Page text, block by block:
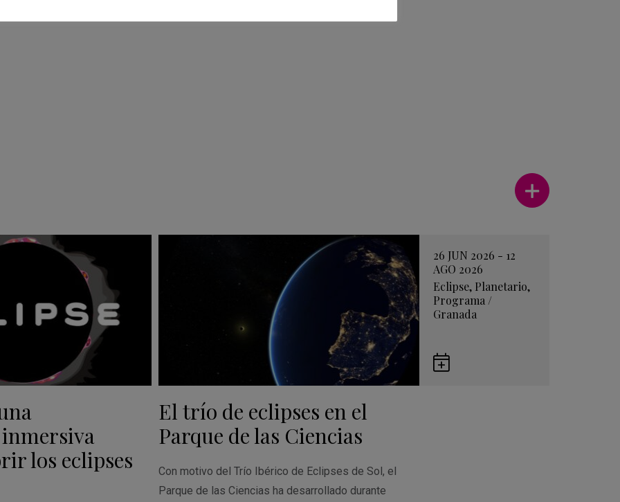
Ver más
los eclipses
26 JUN 2026 - 12
AGO 2026
Eclipse, Planetario,
Programa /
Granada
El trío de eclipses en el
Parque de las Ciencias
Con motivo del Trío Ibérico de Eclipses de Sol, el
Parque de las Ciencias ha desarrollado durante